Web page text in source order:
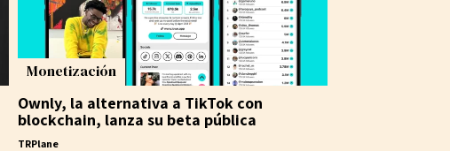
Monetización
Ownly, la alternativa a TikTok con
blockchain, lanza su beta pública
TRPlane